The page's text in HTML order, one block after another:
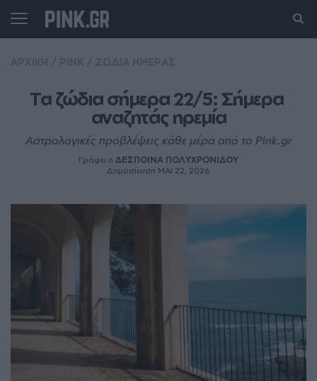
Τα ζώδια σήμερα 22/5: Σήμερα
αναζητάς ηρεμία
Αστρολογικές προβλέψεις κάθε μέρα από το Pink.gr
Γράφει η ΔΕΣΠΟΙΝΑ ΠΟΛΥΧΡΟΝΙΔΟΥ
Δημοσίευση ΜΑΙ 22, 2026